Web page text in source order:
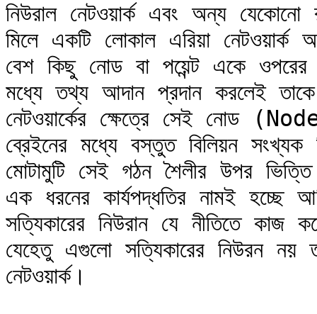
নিউরাল নেটওয়ার্ক এবং অন্য
মিলে একটি লোকাল এরিয়া
বেশ কিছু নোড বা পয়েন্ট একে ওপরের
মধ্যে তথ্য আদান প্রদান করলেই তাকে
নেটওয়ার্কের ক্ষেত্রে সেই নোড
ব্রেইনের মধ্যে বস্তুত বিলিয়ন
মোটামুটি সেই গঠন শৈলীর উপর ভিত্তি
এক ধরনের কার্যপদ্ধতির নামই হচ্ছে
সত্যিকারের নিউরান যে নীতিতে
যেহেতু এগুলো সত্যিকারের নিউরন নয়
নেটওয়ার্ক।